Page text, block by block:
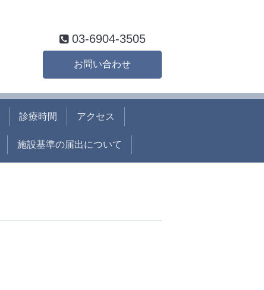
03-6904-3505
お問い合わせ
診療時間 アクセス
施設基準の届出について